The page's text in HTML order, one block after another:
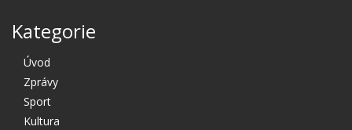
Kategorie
Úvod
Zprávy
Sport
Kultura